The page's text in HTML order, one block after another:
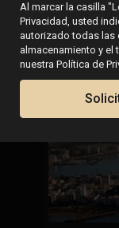
Al marcar la casilla
Privacidad, usted
autorizado todas las
almacenamiento y el
nuestra Política de